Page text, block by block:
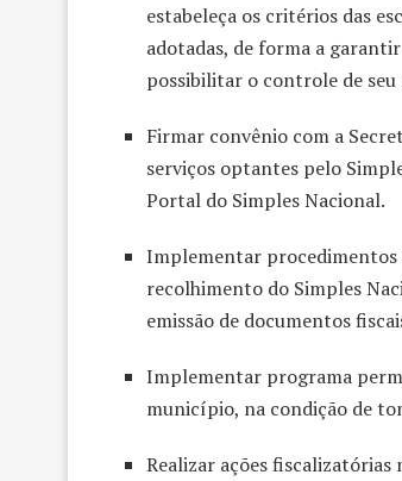
estabeleça os critérios das
adotadas, de forma a
possibilitar o controle de seu
Firmar convênio com a
serviços optantes pelo
Portal do Simples Nacional.
Implementar
recolhimento do Simples
emissão de documentos
Implementar programa
município, na condição de
Realizar ações